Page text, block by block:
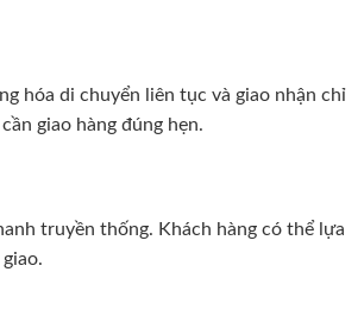
hóa di chuyển liên tục và giao nhận chỉ
giao hàng đúng hẹn.
truyền thống. Khách hàng có thể lựa